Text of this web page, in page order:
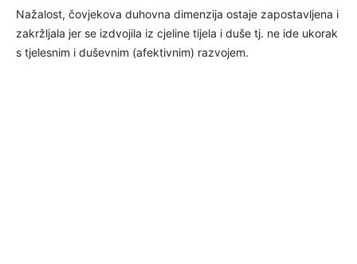
Nažalost, čovjekova duhovna dimenzija ostaje zapostavljena i
zakržljala jer se izdvojila iz cjeline tijela i duše tj. ne ide ukorak
s tjelesnim i duševnim (afektivnim) razvojem.